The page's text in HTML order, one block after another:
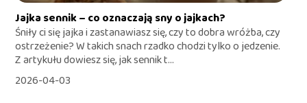
Jajka sennik – co oznaczają sny o jajkach?
Śniły ci się jajka i zastanawiasz się, czy to dobra wróżba, czy
ostrzeżenie? W takich snach rzadko chodzi tylko o jedzenie.
Z artykułu dowiesz się, jak sennik t...
2026-04-03